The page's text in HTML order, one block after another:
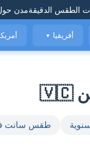
الطقس الدقيقةمدن حول
أفريقيا ▼
طقس سانت